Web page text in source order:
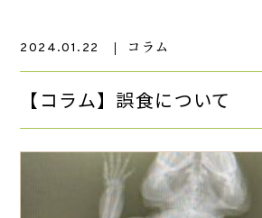
2024.01.22 コラム
【コラム】誤食について